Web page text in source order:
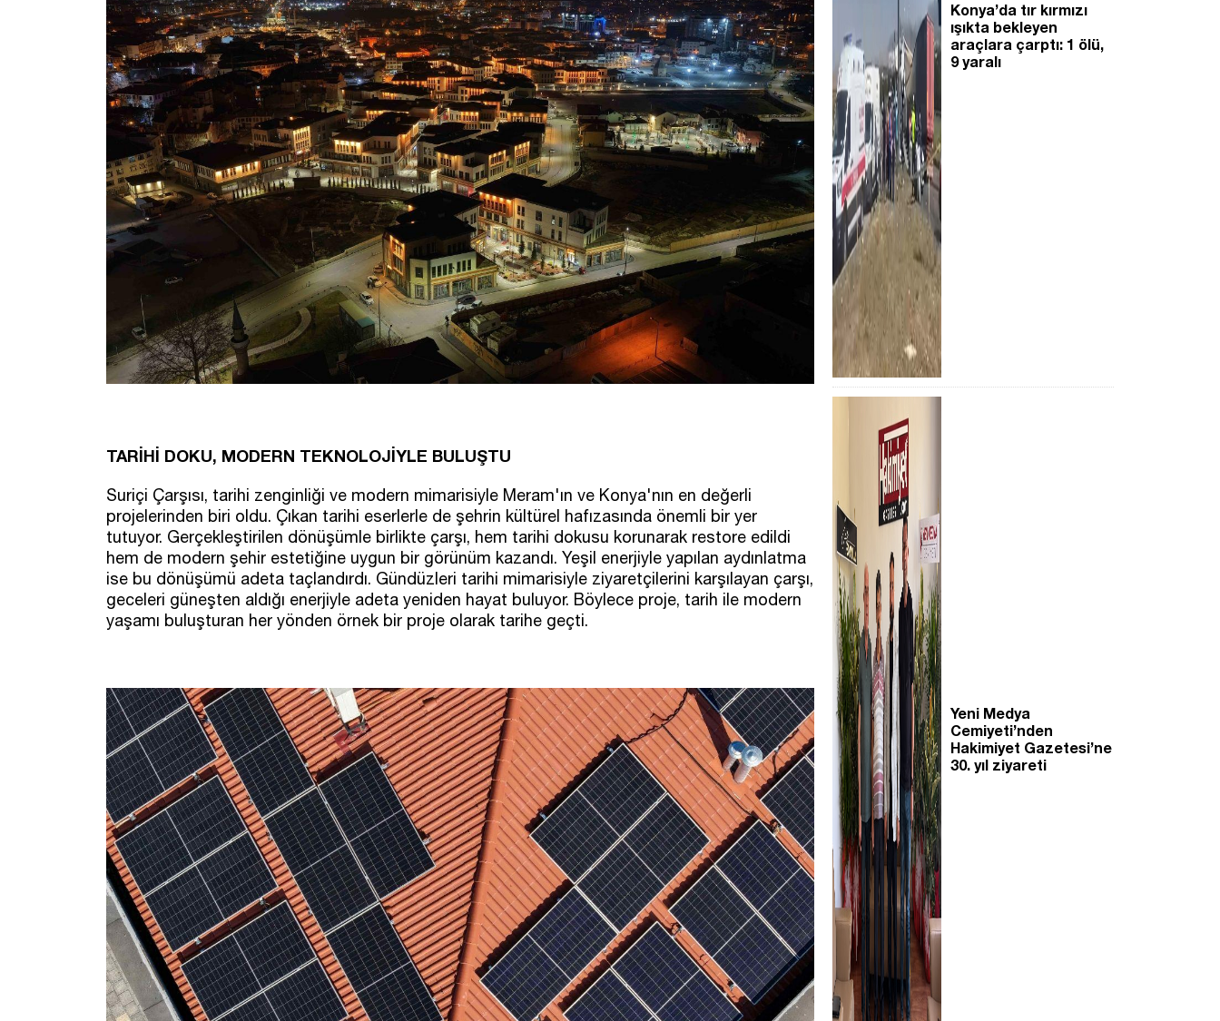
TARİHİ DOKU, MODERN TEKNOLOJİYLE BULUŞTU
Suriçi Çarşısı, tarihi zenginliği ve modern mimarisiyle Meram'ın ve Konya'nın en değerli
projelerinden biri oldu. Çıkan tarihi eserlerle de şehrin kültürel hafızasında önemli bir yer
tutuyor. Gerçekleştirilen dönüşümle birlikte çarşı, hem tarihi dokusu korunarak restore edildi
hem de modern şehir estetiğine uygun bir görünüm kazandı. Yeşil enerjiyle yapılan aydınlatma
ise bu dönüşümü adeta taçlandırdı. Gündüzleri tarihi mimarisiyle ziyaretçilerini karşılayan çarşı,
geceleri güneşten aldığı enerjiyle adeta yeniden hayat buluyor. Böylece proje, tarih ile modern
yaşamı buluşturan her yönden örnek bir proje olarak tarihe geçti.
Konya’da tır kırmızı
ışıkta bekleyen
araçlara çarptı: 1 ölü,
9 yaralı
Yeni Medya
Cemiyeti’nden
Hakimiyet Gazetesi’ne
30. yıl ziyareti